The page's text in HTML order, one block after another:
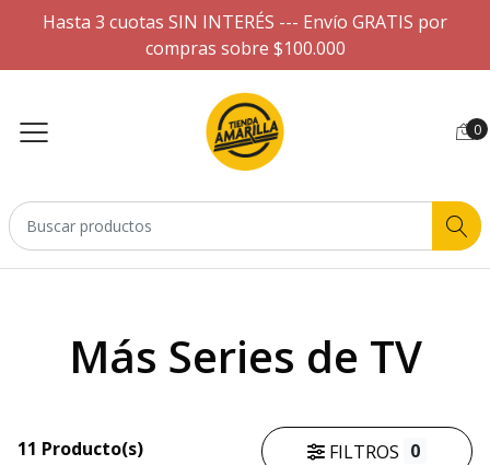
Hasta 3 cuotas SIN INTERÉS --- Envío GRATIS por
compras sobre $100.000
0
Más Series de TV
11 Producto(s) FILTROS 0